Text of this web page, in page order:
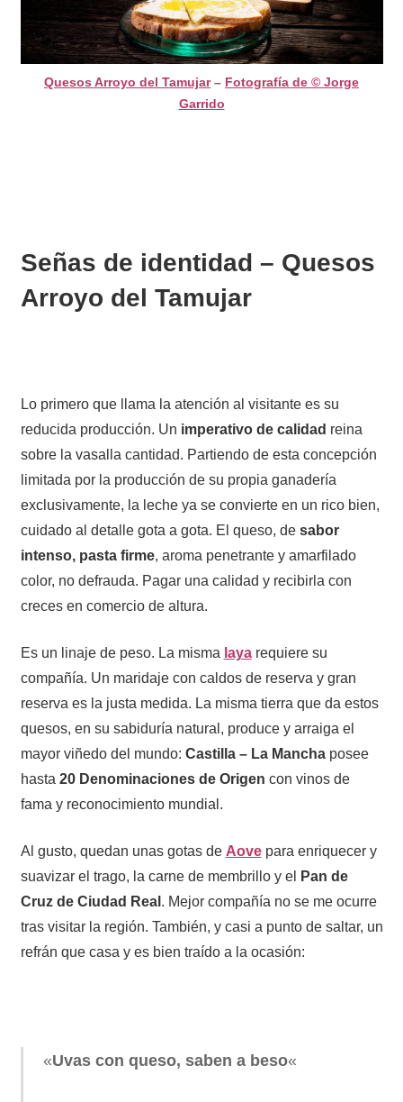
Quesos Arroyo del Tamujar– Fotografía de © Jorge
Garrido
Señas de identidad – Quesos
Arroyo del Tamujar
Lo primero que llama la atención al visitante es su
reducida producción. Un imperativo de calidad reina
sobre la vasalla cantidad. Partiendo de esta concepción
limitada por la producción de su propia ganadería
exclusivamente, la leche ya se convierte en un rico bien,
cuidado al detalle gota a gota. El queso, de sabor
intenso, pasta firme, aroma penetrante y amarfilado
color, no defrauda. Pagar una calidad y recibirla con
creces en comercio de altura.
Es un linaje de peso. La misma layarequiere su
compañía. Un maridaje con caldos de reserva y gran
reserva es la justa medida. La misma tierra que da estos
quesos, en su sabiduría natural, produce y arraiga el
mayor viñedo del mundo: Castilla – La Manchaposee
hasta 20 Denominaciones de Origen con vinos de
fama y reconocimiento mundial.
Al gusto, quedan unas gotas de Aovepara enriquecer y
suavizar el trago, la carne de membrillo y el
Pan de
Cruz de Ciudad Real . Mejor compañía no se me ocurre
tras visitar la región. También, y casi a punto de saltar, un
refrán que casa y es bien traído a la ocasión:
«Uvas con queso, saben a beso«